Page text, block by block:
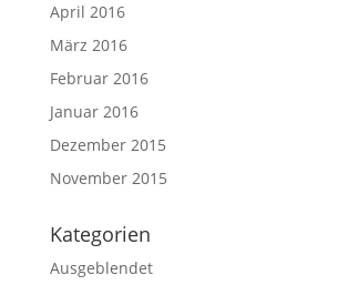
April 2016
März 2016
Februar 2016
Januar 2016
Dezember 2015
November 2015
Kategorien
Ausgeblendet